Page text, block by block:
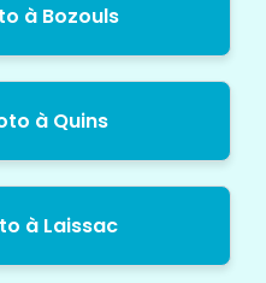
à Bozouls
à Quins
à Laissac